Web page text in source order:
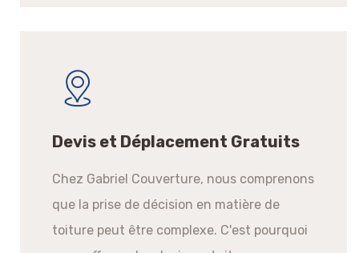
Devis et Déplacement Gratuits
Chez Gabriel Couverture, nous comprenons
que la prise de décision en matière de
toiture peut être complexe. C'est pourquoi